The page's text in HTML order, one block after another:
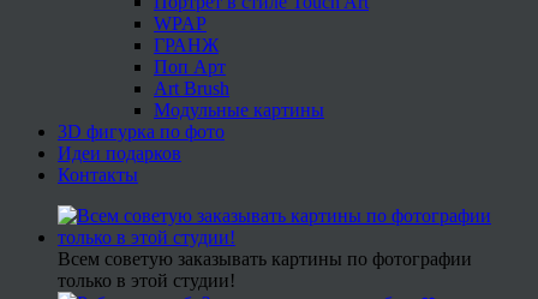
WPAP
ГРАНЖ
Поп Арт
Art Brush
Модульные картины
3D фигурка по фото
Идеи подарков
Контакты
Всем советую заказывать картины по фотографии
только в этой студии!